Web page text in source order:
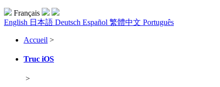
Français
English 日本語 Deutsch Español 繁體中文 Português
Accueil >
Truc iOS
>